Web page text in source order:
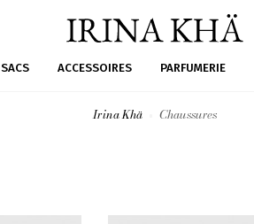
SACS ACCESSOIRES PARFUMERIE
Irina Khä Chaussures